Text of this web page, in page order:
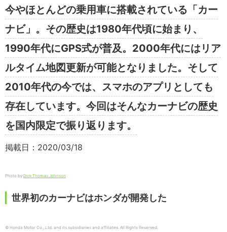
今やほとんどの乗用車に搭載されている「カー
ナビ」。その歴史は1980年代頃に始まり、
1990年代にGPS式が普及。2000年代にはリア
ルタイム地図更新が可能となりました。そして
2010年代の今では、スマホのアプリとしても
存在しています。今回はそんなカーナビの歴史
を国内限定で振り返ります。
掲載日：2020/03/18
Photo by Dick Thomas Johnson
世界初のカーナビはホンダが開発した
© Honda Motor Co., Ltd. and its subsidiaries and affiliates. All Rights Reserved.